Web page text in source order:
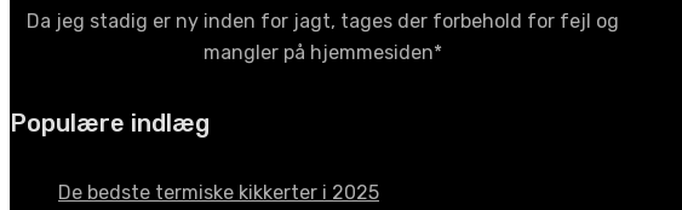
Da jeg stadig er ny inden for jagt, tages der forbehold for fejl og
mangler på hjemmesiden*
Populære indlæg
De bedste termiske kikkerter i 2025